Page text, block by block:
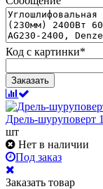
Код с картинки*
Заказать
Дрель-шуруповерт
шт
Нет в наличии
Под заказ
Заказать товар